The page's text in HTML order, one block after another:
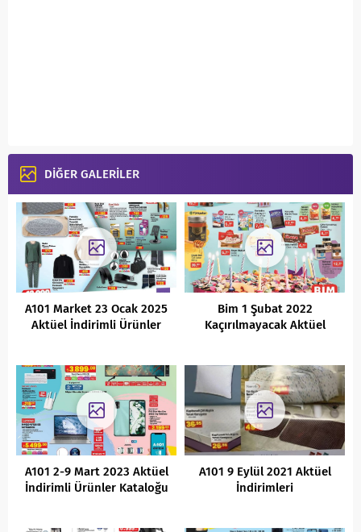
DİĞER GALERİLER
A101 Market 23 Ocak 2025
Aktüel İndirimli Ürünler
Bim 1 Şubat 2022
Kaçırılmayacak Aktüel
A101 2-9 Mart 2023 Aktüel
İndirimli Ürünler Kataloğu
A101 9 Eylül 2021 Aktüel
İndirimleri